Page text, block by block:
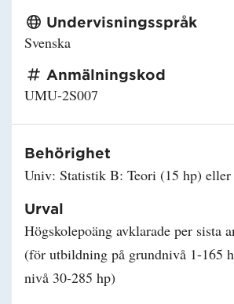
Undervisningsspråk
Svenska
Anmälningskod
UMU-2S007
Behörighet
Univ: Statistik B: Teori (15 hp) eller
Urval
Högskolepoäng avklarade per sista
(för utbildning på grundnivå 1-165
nivå 30-285 hp)